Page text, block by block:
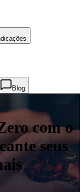
Blog
com o
seus